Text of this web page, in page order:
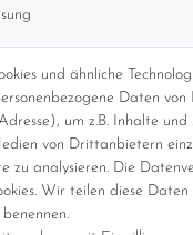
und ähnliche
Daten von
um z.B. Inhalte und
von Drittanbietern
zu analysieren. Die
Wir teilen diese
Euro) oder DHL (8,49
ab 150 Euro Warenwert